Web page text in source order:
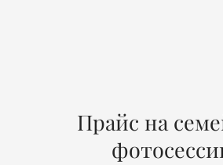
Прайс на